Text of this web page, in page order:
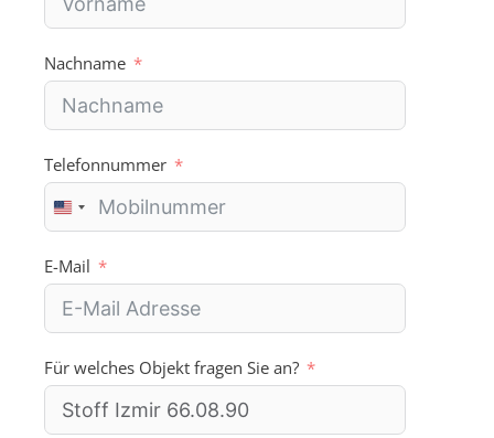
Nachname
Telefonnummer
U
n
i
t
e
d
t
a
t
E-Mail
Für welches Objekt fragen Sie an?